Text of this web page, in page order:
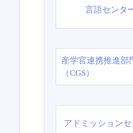
言語センタ
産学官連携推進部
（CGS）
アドミッション